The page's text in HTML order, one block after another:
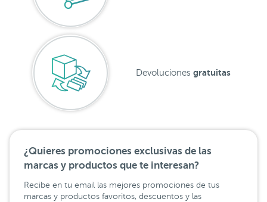
Devoluciones gratuitas
¿Quieres promociones exclusivas de las
marcas y productos que te interesan?
Recibe en tu email las mejores promociones de tus
marcas y productos favoritos, descuentos y las